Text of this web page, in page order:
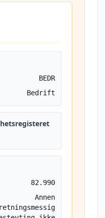
BEDR
Bedrift
82.990
Annen